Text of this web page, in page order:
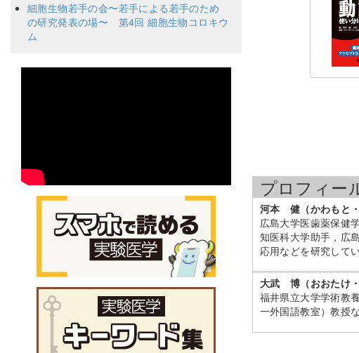
プロフィー
河本 健（かわもと・
広島大学医歯薬保健
知医科大学助手，広
応用などを研究して
大武 博（おおたけ・
福井県立大学学術教
一外国語教室）教授
細胞生物若手の会〜若手による若手のため
の研究発表の場〜 第4回 細胞生物コロキウ
ム